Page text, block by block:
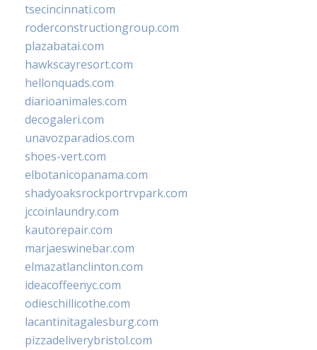
tsecincinnati.com
roderconstructiongroup.com
plazabatai.com
hawkscayresort.com
hellonquads.com
diarioanimales.com
decogaleri.com
unavozparadios.com
shoes-vert.com
elbotanicopanama.com
shadyoaksrockportrvpark.com
jccoinlaundry.com
kautorepair.com
marjaeswinebar.com
elmazatlanclinton.com
ideacoffeenyc.com
odieschillicothe.com
lacantinitagalesburg.com
pizzadeliverybristol.com